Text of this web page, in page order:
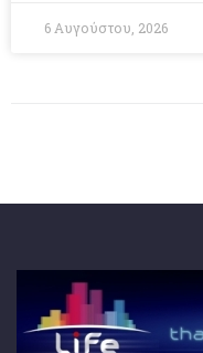
6 Αυγούστου, 2026